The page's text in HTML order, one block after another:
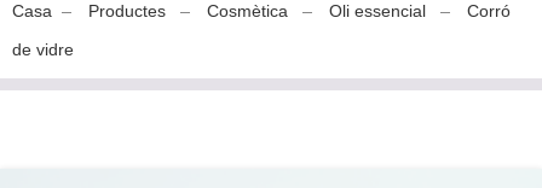
Casa Productes Cosmètica Oli essencial
Corró
de vidre